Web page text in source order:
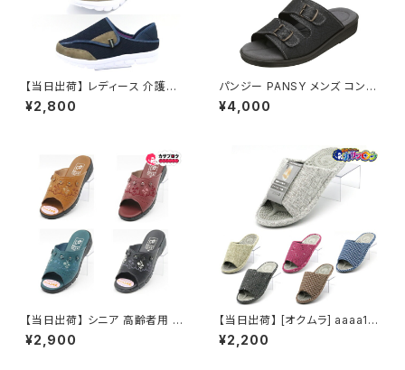
【当日出荷】 レディース 介護シ
ューズ クロッグ サンダル スリッ
パ 4127 M-THREE ベルクロ
¥2,800
パンジー PANSY メンズ コンフ
ォートサンダル 9030
¥4,000
【当日出荷】 シニア 高齢者用 老
人 靴 レディースつっかけ サン
ダルネウシ NEUSHI 2565 人
¥2,900
【当日出荷】 [オクムラ] aaaa10
39-41 健康スリッパ 3Dコンフ
ォート スリッパ 室内 かわいい
¥2,200